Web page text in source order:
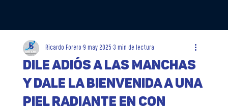
Dile Adiós a las Manchas
y Dale la Bienvenida a una
Piel Radiante en con
Ricardo Forero 9 may 2025 3 min de lectura